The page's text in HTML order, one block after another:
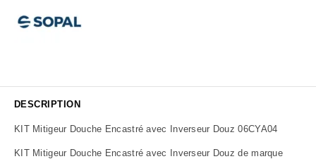
DESCRIPTION
KIT Mitigeur Douche Encastré avec Inverseur Douz 06CYA04
KIT Mitigeur Douche Encastré avec Inverseur Douz de marque